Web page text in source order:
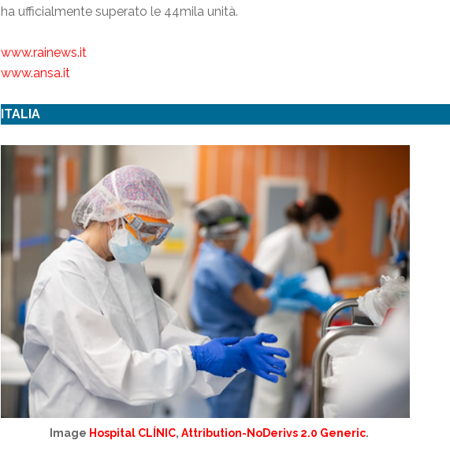
ha ufficialmente superato le 44mila unità.
www.rainews.it
www.ansa.it
ITALIA
Image Hospital CLÍNIC, Attribution-NoDerivs 2.0 Generic.